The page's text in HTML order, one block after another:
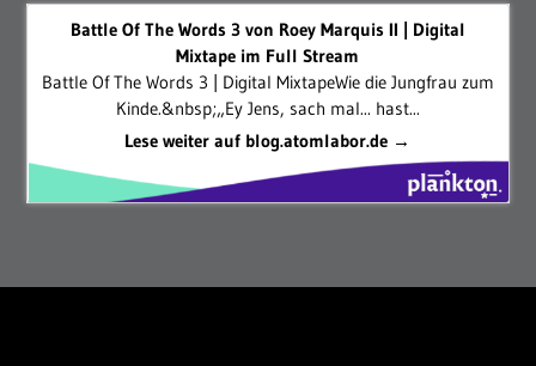
Battle Of The Words 3 von Roey Marquis II | Digital
Mixtape im Full Stream
Battle Of The Words 3 | Digital MixtapeWie die Jungfrau zum
Kinde.&nbsp;„Ey Jens, sach mal... hast...
Lese weiter auf blog.atomlabor.de →